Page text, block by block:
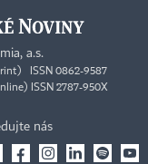
a.s.
ISSN 0862-9587
ISSN 2787-950X
nás